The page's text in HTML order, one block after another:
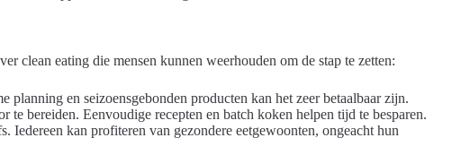
clean eating die mensen kunnen weerhouden om de stap te zetten:
planning en seizoensgebonden producten kan het zeer betaalbaar zijn.
te bereiden. Eenvoudige recepten en batch koken helpen tijd te besparen.
Iedereen kan profiteren van gezondere eetgewoonten, ongeacht hun